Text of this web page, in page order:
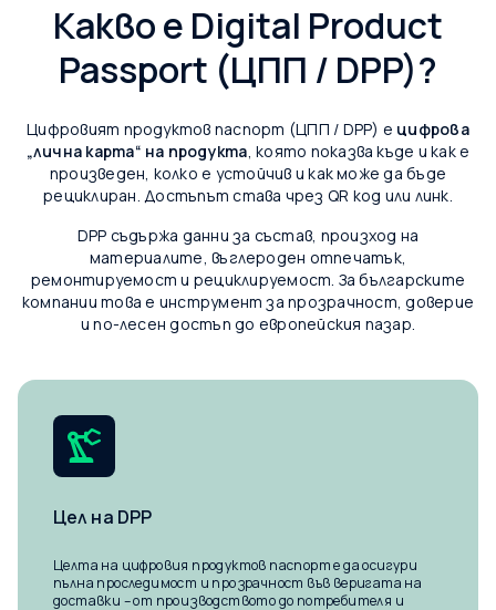
Какво е Digital Product
Passport (ЦПП / DPP)?
Цифровият продуктов паспорт (ЦПП / DPP) е цифрова
„лична карта“ на продукта, която показва къде и как е
произведен, колко е устойчив и как може да бъде
рециклиран. Достъпът става чрез QR код или линк.
DPP съдържа данни за състав, произход на
материалите, въглероден отпечатък,
ремонтируемост и рециклируемост. За българските
компании това е инструмент за прозрачност, доверие
и по-лесен достъп до европейския пазар.
Цел на DPP
Целта на цифровия продуктов паспорт е да осигури
пълна проследимост и прозрачност във веригата на
доставки – от производството до потребителя и